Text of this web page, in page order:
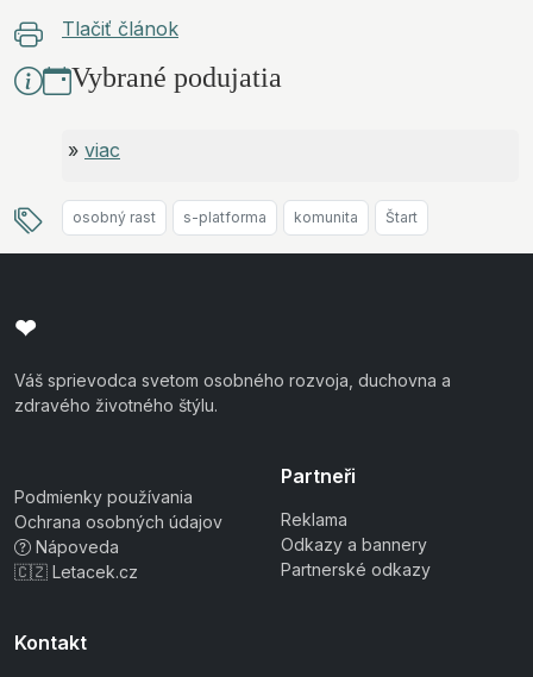
Tlačiť článok
Vybrané podujatia
» viac
osobný rast s-platforma komunita Štart
❤
Váš sprievodca svetom osobného rozvoja, duchovna a
zdravého životného štýlu.
Podmienky používania
Ochrana osobných údajov
Nápoveda
🇨🇿 Letacek.cz
Partneři
Reklama
Odkazy a bannery
Partnerské odkazy
Kontakt